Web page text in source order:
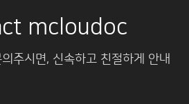
mcloudoc
주시면, 신속하고 친절하게 안내